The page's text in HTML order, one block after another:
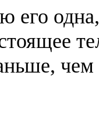
чем